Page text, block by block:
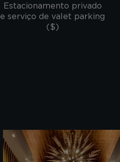
Estacionamento privado
e serviço de valet parking
($)